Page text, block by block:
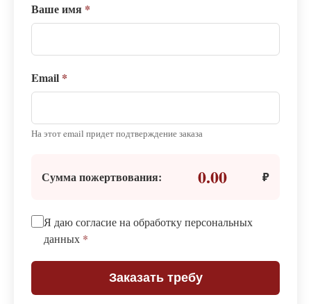
Ваше имя *
Email *
На этот email придет подтверждение заказа
Сумма пожертвования: 0.00 ₽
Я даю согласие на обработку персональных
данных *
Заказать требу